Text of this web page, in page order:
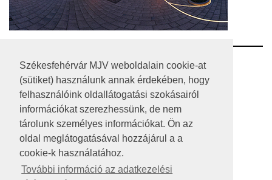
Székesfehérvár MJV weboldalain cookie-at
(sütiket) használunk annak érdekében, hogy
felhasználóink oldallátogatási szokásairól
információkat szerezhessünk, de nem
tárolunk személyes információkat. Ön az
oldal meglátogatásával hozzájárul a a
cookie-k használatához.
További információ az adatkezelési
RSS
A HONLAP 2017.03.31-I ÁLLAPOTA
JOGI NYILATKOZAT
IMPRESSZUM